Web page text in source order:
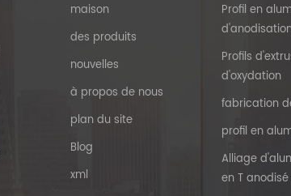
maison
des produits
nouvelles
à propos de nous
plan du site
Blog
xml
Profil en
Profils
d'oxydation
fabrication
profil en
Alliage
en T anodisé